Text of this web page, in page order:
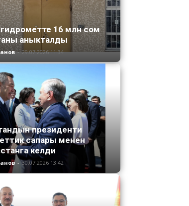
16 млн сом
аныкталды
- 29.07.2026 11:34
президенти
сапары менен
келди
- 30.07.2026 13:42